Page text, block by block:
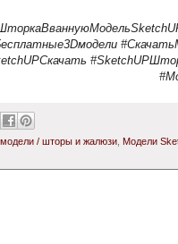
модели / шторы и жалюзи Модели